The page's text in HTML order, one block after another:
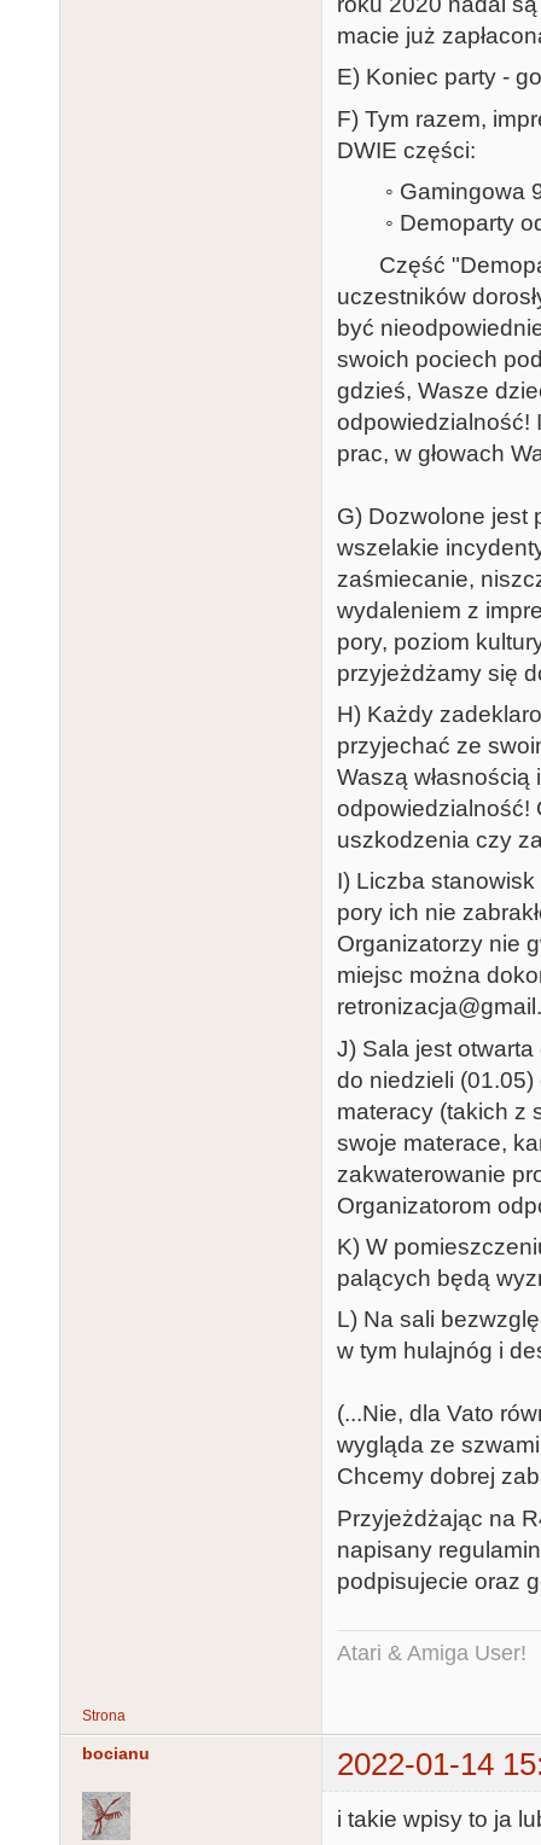
macie już
E) Koniec party -
F) Tym razem,
DWIE części:
◦ Gamingowa
◦ Demoparty
Część
uczestników
być
swoich pociech
gdzieś, Wasze
odpowiedzialność!
prac, w głowach
G) Dozwolone jest
wszelakie
zaśmiecanie,
wydaleniem z
pory, poziom
przyjeżdżamy się
H) Każdy
przyjechać ze
Waszą
odpowiedzialność!
uszkodzenia czy
I) Liczba
pory ich nie
Organizatorzy nie
miejsc można
J) Sala jest
do niedzieli
materacy (takich z
swoje materace,
zakwaterowanie
Organizatorom
K) W
palących będą
L) Na sali
w tym hulajnóg i
(...Nie, dla Vato
wygląda ze
Chcemy dobrej
Przyjeżdżając na
napisany
podpisujecie oraz
Atari & Amiga User!
Strona
bocianu 2022-01-14
i takie wpisy to ja